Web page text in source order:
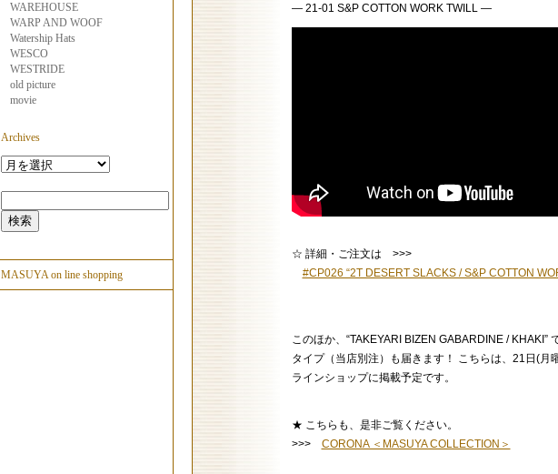
WAREHOUSE
WARP AND WOOF
Watership Hats
WESCO
WESTRIDE
old picture
movie
Archives
MASUYA on line shopping
— 21-01 S&P COTTON WORK TWILL —
☆ 詳細・ご注文は >>>
#CP026 “2T DESERT SLACKS / S&P COTTON
このほか、“TAKEYARI BIZEN GABARDINE / KHAKI”
タイプ（当店別注）も届きます！ こちらは、21日(月
ラインショップに掲載予定です。
★ こちらも、是非ご覧ください。
>>> CORONA ＜MASUYA COLLECTION＞